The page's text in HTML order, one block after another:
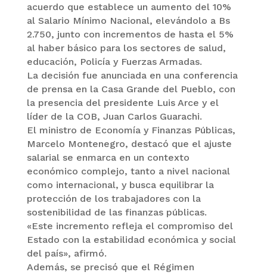
acuerdo que establece un aumento del 10%
al Salario Mínimo Nacional, elevándolo a Bs
2.750, junto con incrementos de hasta el 5%
al haber básico para los sectores de salud,
educación, Policía y Fuerzas Armadas.
La decisión fue anunciada en una conferencia
de prensa en la Casa Grande del Pueblo, con
la presencia del presidente Luis Arce y el
líder de la COB, Juan Carlos Guarachi.
El ministro de Economía y Finanzas Públicas,
Marcelo Montenegro, destacó que el ajuste
salarial se enmarca en un contexto
económico complejo, tanto a nivel nacional
como internacional, y busca equilibrar la
protección de los trabajadores con la
sostenibilidad de las finanzas públicas.
«Este incremento refleja el compromiso del
Estado con la estabilidad económica y social
del país», afirmó.
Además, se precisó que el Régimen